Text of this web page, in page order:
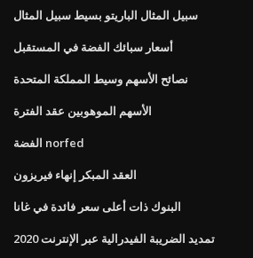
سبيل المثال الباريتو بسيط سبيل المثال
أسعار سبائك الفضة في المستقبل
نصائح الأسهم وسيط المملكة المتحدة
الأسهم الموهوبين عقد الفترة
الفضة norfed
العقد المبكر إنهاء فيريزون
البنوك ذات أعلى سعر فائدة في غانا
تمديد الضريبة الفيدرالية عبر الإنترنت 2020